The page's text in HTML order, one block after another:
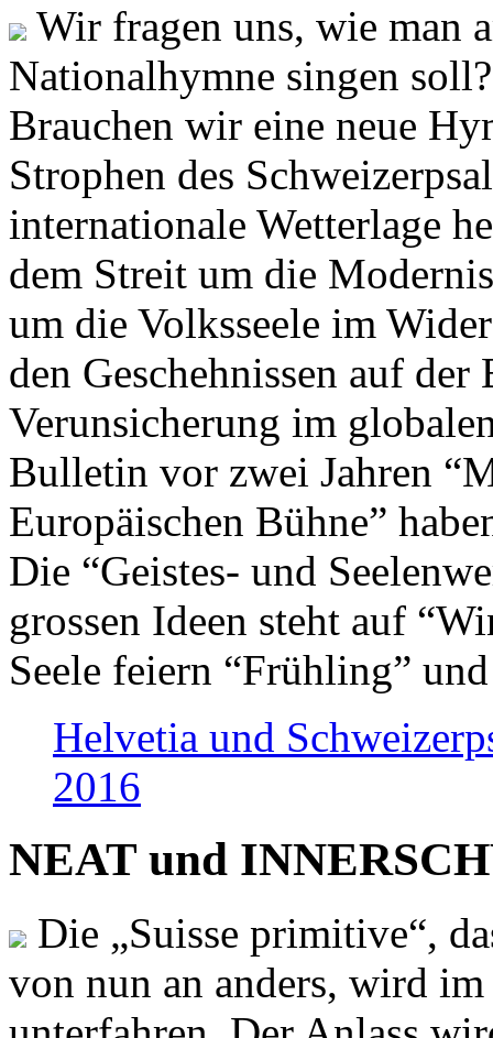
Wir fragen uns, wie man
Nationalhymne singen
Brauchen wir eine neue
Strophen des
internationale Wetterlage
dem Streit um die
um die Volksseele im
den Geschehnissen auf
Verunsicherung im
Bulletin vor zwei Jahren
Europäischen Bühne”
Die “Geistes- und
grossen Ideen steht auf
Seele feiern “Frühling”
Helvetia und
2016
NEAT und
Die „Suisse primitive“,
von nun an anders, wird